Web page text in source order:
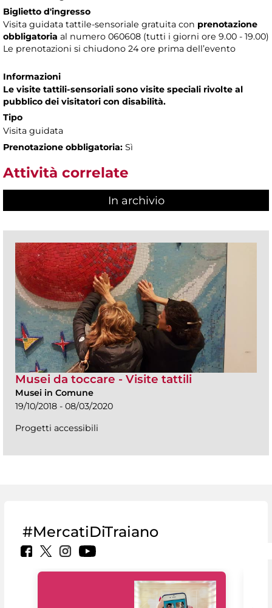
Biglietto d'ingresso
Visita guidata tattile-sensoriale gratuita con prenotazione
obbligatoria al numero 060608 (tutti i giorni ore 9.00 - 19.00)
Le prenotazioni si chiudono 24 ore prima dell’evento
Informazioni
Le visite tattili-sensoriali sono visite speciali rivolte al
pubblico dei visitatori con disabilità.
Tipo
Visita guidata
Prenotazione obbligatoria: Sì
Attività correlate
In archivio
Musei da toccare - Visite tattili
Musei in Comune
19/10/2018 - 08/03/2020
Progetti accessibili
#MercatiDiTraiano